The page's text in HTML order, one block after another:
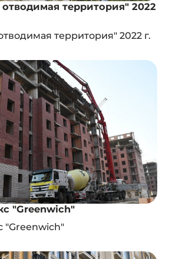
территория" 2022
территория" 2022 г.
"Greenwich"
"Greenwich"